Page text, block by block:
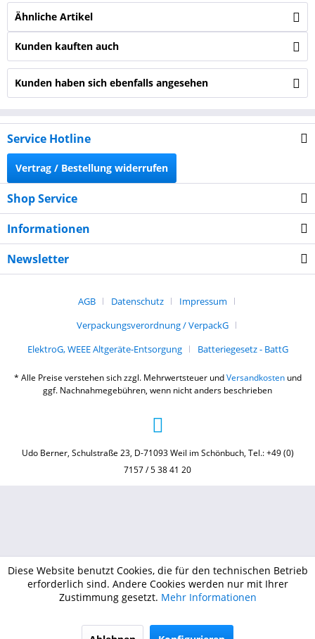
Ähnliche Artikel
Kunden kauften auch
Kunden haben sich ebenfalls angesehen
Service Hotline
Vertrag / Bestellung widerrufen
Shop Service
Informationen
Newsletter
AGB Datenschutz
Impressum
Verpackungsverordnung / VerpackG
ElektroG, WEEE Altgeräte-Entsorgung
Batteriegesetz - BattG
* Alle Preise verstehen sich zzgl. Mehrwertsteuer undVersandkostenund
ggf. Nachnahmegebühren, wenn nicht anders beschrieben
Udo Berner, Schulstraße 23, D-71093 Weil im Schönbuch, Tel.: +49 (0)
7157 / 5 38 41 20
Diese Website benutzt Cookies, die für den technischen Betrieb
erforderlich sind. Andere Cookies werden nur mit Ihrer
Zustimmung gesetzt. Mehr Informationen